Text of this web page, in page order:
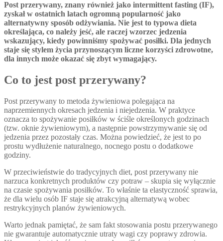
Post przerywany, znany również jako intermittent fasting (IF),
zyskał w ostatnich latach ogromną popularność jako
alternatywny sposób odżywiania. Nie jest to typowa dieta
określająca, co należy jeść, ale raczej wzorzec jedzenia
wskazujący, kiedy powinniśmy spożywać posiłki. Dla jednych
staje się stylem życia przynoszącym liczne korzyści zdrowotne,
dla innych może okazać się zbyt wymagający.
Co to jest post przerywany?
Post przerywany to metoda żywieniowa polegająca na
naprzemiennych okresach jedzenia i niejedzenia. W praktyce
oznacza to spożywanie posiłków w ściśle określonych godzinach
(tzw. oknie żywieniowym), a następnie powstrzymywanie się od
jedzenia przez pozostały czas. Można powiedzieć, że jest to po
prostu wydłużenie naturalnego, nocnego postu o dodatkowe
godziny.
W przeciwieństwie do tradycyjnych diet, post przerywany nie
narzuca konkretnych produktów czy potraw – skupia się wyłącznie
na czasie spożywania posiłków. To właśnie ta elastyczność sprawia,
że dla wielu osób IF staje się atrakcyjną alternatywą wobec
restrykcyjnych planów żywieniowych.
Warto jednak pamiętać, że sam fakt stosowania postu przerywanego
nie gwarantuje automatycznie utraty wagi czy poprawy zdrowia.